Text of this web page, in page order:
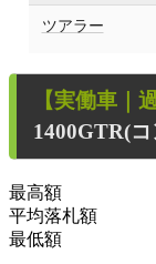
ツアラー
【実働車 ｜
1400GTR(
最高額
平均落札額
最低額